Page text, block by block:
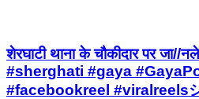
शेरघाटी थाना के चौकीदार पर जा//
#sherghati #gaya
#facebookreel #viralreels